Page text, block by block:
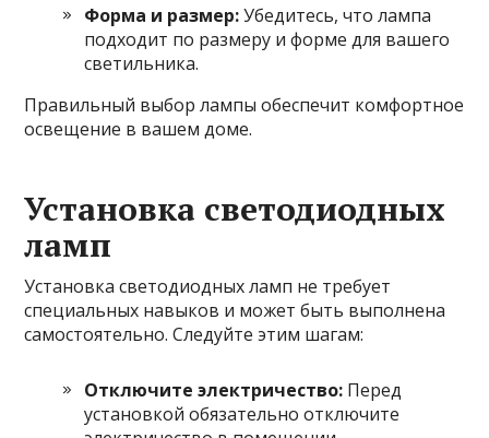
Форма и размер:Убедитесь, что лампа
подходит по размеру и форме для вашего
светильника.
Правильный выбор лампы обеспечит комфортное
освещение в вашем доме.
Установка светодиодных
ламп
Установка светодиодных ламп не требует
специальных навыков и может быть выполнена
самостоятельно. Следуйте этим шагам:
Отключите электричество: Перед
установкой обязательно отключите